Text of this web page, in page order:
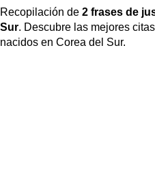
Recopilación de 2 frases de
Sur. Descubre las mejores
nacidos en Corea del Sur.